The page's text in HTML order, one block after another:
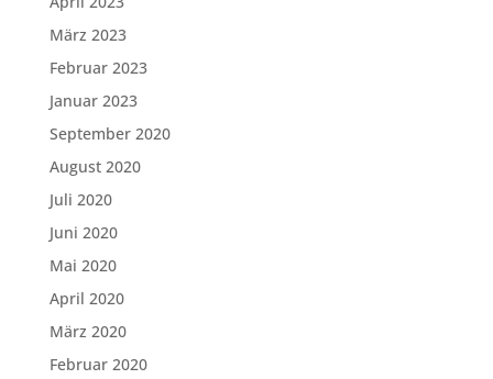
März 2023
Februar 2023
Januar 2023
September 2020
August 2020
Juli 2020
Juni 2020
Mai 2020
April 2020
März 2020
Februar 2020